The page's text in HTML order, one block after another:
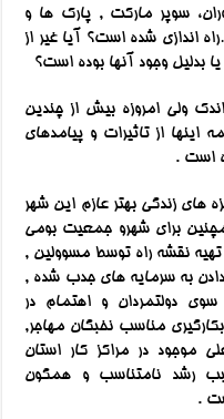
سوپر مارکت , پارک ها و
اندازی شده است؟ آیا غیر از
بدلیل وجود آنها بوده است؟
ولی امروزه بیش از چندین
اینها از تاثیرات و پیامدهای
است .
های زندگی بهتر عازم این شهر
برای شهرو جمعیت بومی
نقشه راه توسط مسوولین ,
به سرمایه های جدب شده ,
دولتمردان و اهتمام در
مناسب نخبگان مهاجر,
در مراکز کار استان
رشد نامتناسب و همگون
.